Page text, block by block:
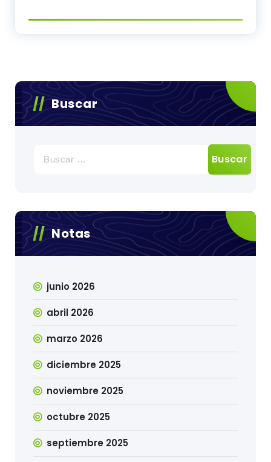
Buscar
Notas
junio 2026
abril 2026
marzo 2026
diciembre 2025
noviembre 2025
octubre 2025
septiembre 2025